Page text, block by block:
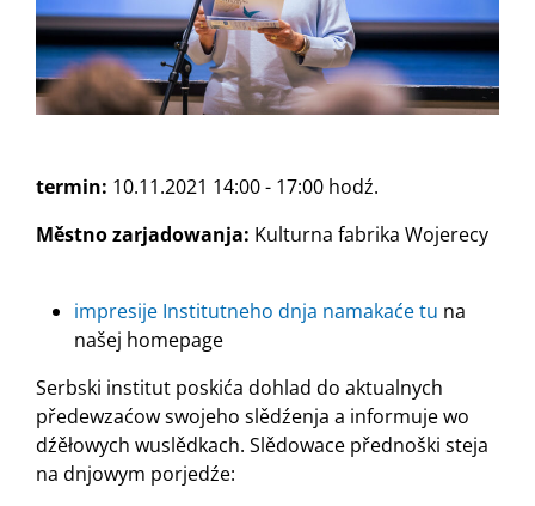
termin: 10.11.2021 14:00 - 17:00 hodź.
Městno zarjadowanja: Kulturna fabrika Wojerecy
impresije Institutneho dnja namakaće tu na
našej homepage
Serbski institut poskića dohlad do aktualnych
předewzaćow swojeho slědźenja a informuje wo
dźěłowych wuslědkach. Slědowace přednoški steja
na dnjowym porjedźe: